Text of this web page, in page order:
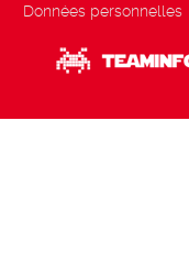
Données personnelles